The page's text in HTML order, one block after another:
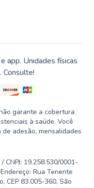
app. Unidades físicas
garante a cobertura
à saúde. Você
adesão, mensalidades
/ CNPJ: 19.258.530/0001-
Rua Tenente
CEP 83.005-360, São